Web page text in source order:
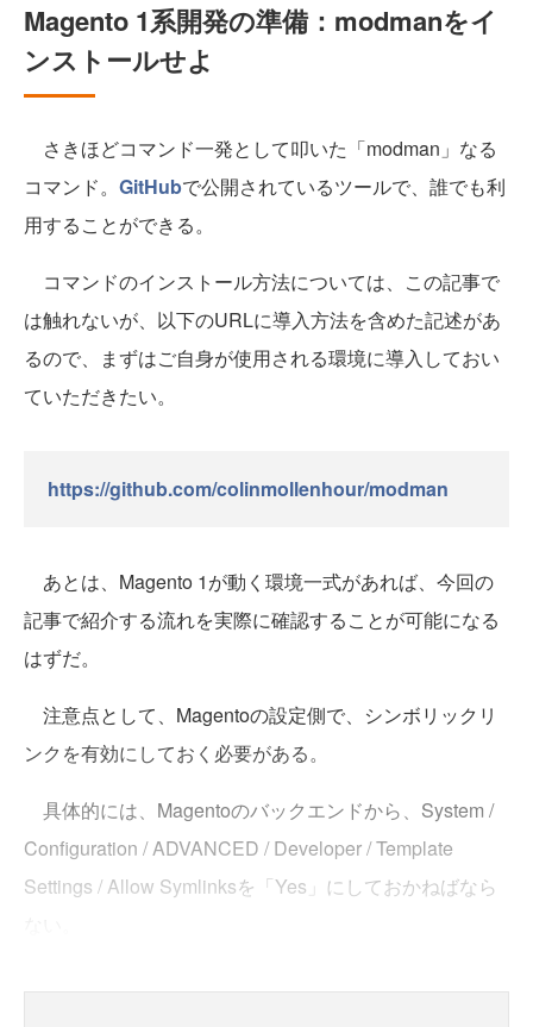
Magento 1系開発の準備：modmanをイ
ンストールせよ
さきほどコマンド一発として叩いた「modman」なる
コマンド。 GitHubで公開されているツールで、誰でも利
用することができる。
コマンドのインストール方法については、この記事で
は触れないが、以下のURLに導入方法を含めた記述があ
るので、まずはご自身が使用される環境に導入しておい
ていただきたい。
https://github.com/colinmollenhour/modman
あとは、Magento 1が動く環境一式があれば、今回の
記事で紹介する流れを実際に確認することが可能になる
はずだ。
注意点として、Magentoの設定側で、シンボリックリ
ンクを有効にしておく必要がある。
具体的には、Magentoのバックエンドから、System /
Configuration / ADVANCED / Developer / Template
Settings / Allow Symlinksを「Yes」にしておかねばなら